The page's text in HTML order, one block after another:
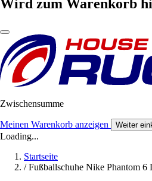
Wird zum Warenkorb
Zwischensumme
Meinen Warenkorb anzeigen Weiter
Loading...
Startseite
/ Fußballschuhe Nike Phantom 6